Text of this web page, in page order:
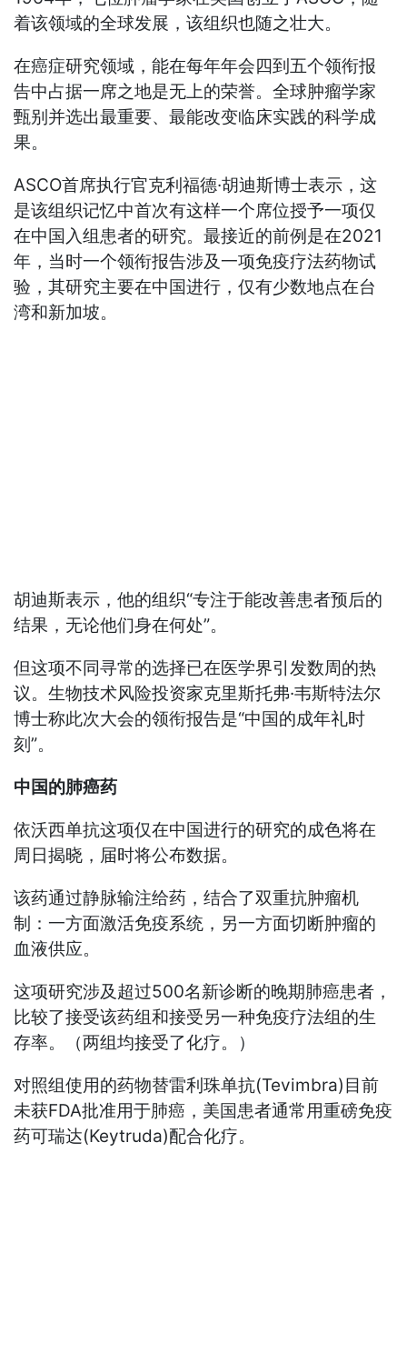
着该领域的全球发展，该组织也随之壮大。
在癌症研究领域，能在每年年会四到五个领衔报
告中占据一席之地是无上的荣誉。全球肿瘤学家
甄别并选出最重要、最能改变临床实践的科学成
果。
ASCO首席执行官克利福德·胡迪斯博士表示，这
是该组织记忆中首次有这样一个席位授予一项仅
在中国入组患者的研究。最接近的前例是在2021
年，当时一个领衔报告涉及一项免疫疗法药物试
验，其研究主要在中国进行，仅有少数地点在台
湾和新加坡。
胡迪斯表示，他的组织“专注于能改善患者预后的
结果，无论他们身在何处”。
但这项不同寻常的选择已在医学界引发数周的热
议。生物技术风险投资家克里斯托弗·韦斯特法尔
博士称此次大会的领衔报告是“中国的成年礼时
刻”。
中国的肺癌药
依沃西单抗这项仅在中国进行的研究的成色将在
周日揭晓，届时将公布数据。
该药通过静脉输注给药，结合了双重抗肿瘤机
制：一方面激活免疫系统，另一方面切断肿瘤的
血液供应。
这项研究涉及超过500名新诊断的晚期肺癌患者，
比较了接受该药组和接受另一种免疫疗法组的生
存率。（两组均接受了化疗。）
对照组使用的药物替雷利珠单抗(Tevimbra)目前
未获FDA批准用于肺癌，美国患者通常用重磅免疫
药可瑞达(Keytruda)配合化疗。